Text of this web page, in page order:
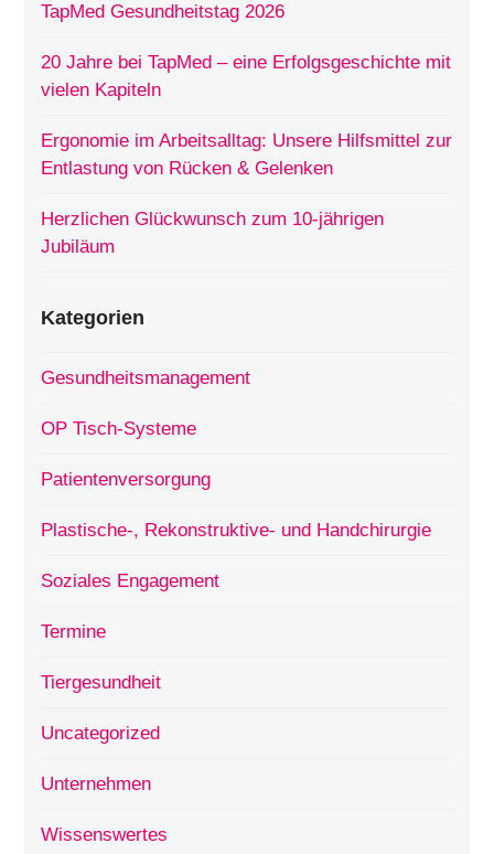
TapMed Gesundheitstag 2026
20 Jahre bei TapMed – eine Erfolgsgeschichte mit
vielen Kapiteln
Ergonomie im Arbeitsalltag: Unsere Hilfsmittel zur
Entlastung von Rücken & Gelenken
Herzlichen Glückwunsch zum 10-jährigen
Jubiläum
Kategorien
Gesundheitsmanagement
OP Tisch-Systeme
Patientenversorgung
Plastische-, Rekonstruktive- und Handchirurgie
Soziales Engagement
Termine
Tiergesundheit
Uncategorized
Unternehmen
Wissenswertes